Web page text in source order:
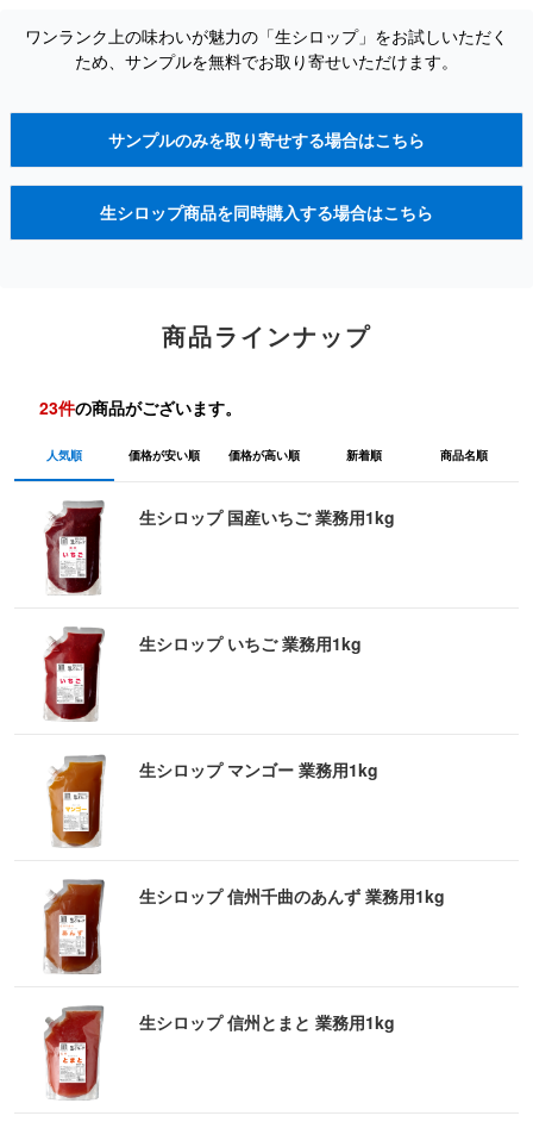
ワンランク上の味わいが魅力の「生シロップ」をお試しいただく
ため、サンプルを無料でお取り寄せいただけます。
サンプルのみを取り寄せする場合はこちら
生シロップ商品を同時購入する場合はこちら
商品ラインナップ
23件の商品がございます。
人気順 価格が安い順 価格が高い順 新着順 商品名順
生シロップ 国産いちご 業務用1kg
生シロップ いちご 業務用1kg
生シロップ マンゴー 業務用1kg
生シロップ 信州千曲のあんず 業務用1kg
生シロップ 信州とまと 業務用1kg